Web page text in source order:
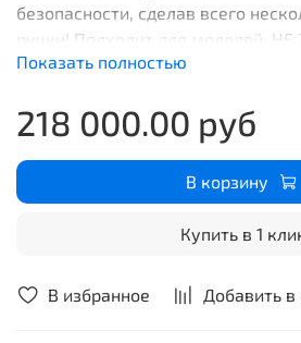
В избранное Добавить в
безопасности, сделав всего
ручки! Подходит для моделей: HF
HF 2417.
Показать полностью
218 000.00 руб
В корзину
Купить в 1